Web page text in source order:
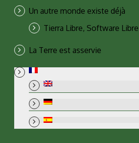
Un autre monde existe déjà
Tierra Libre, Software Libre
La Terre est asservie